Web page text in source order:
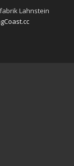
Lahnstein